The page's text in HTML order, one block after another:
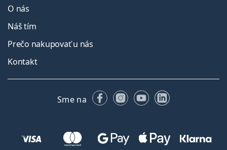
O nás
Náš tím
Prečo nakupovať u nás
Kontakt
Sme na FacebookuInstagrame
YouTubeLinkedIn